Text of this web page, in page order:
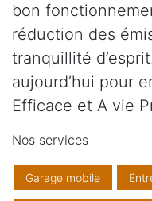
bon
réduction des
tranquillité
aujourd’hui pour
Efficace et A vie
Nos services
Garage mobile